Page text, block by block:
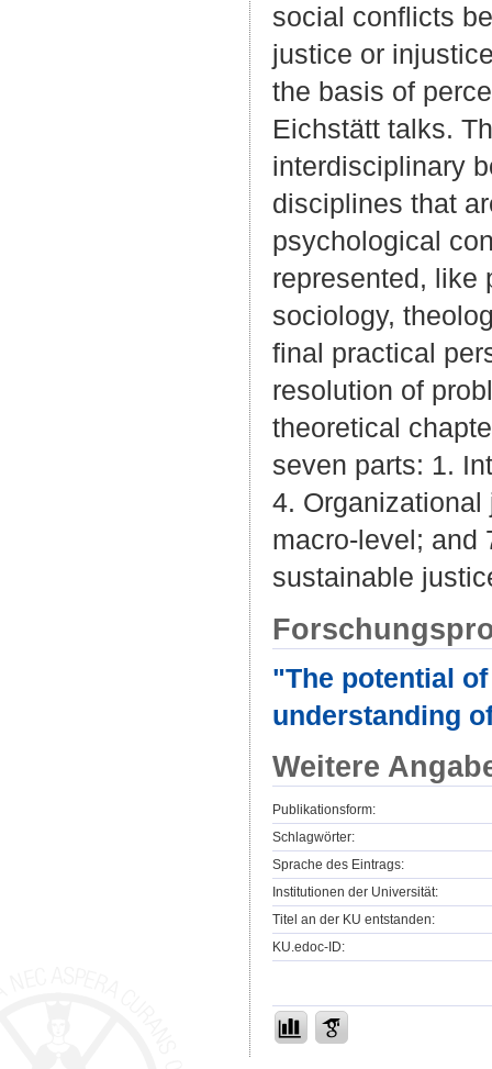
social conflicts
justice or
the basis of
Eichstätt talks.
interdisciplinary
disciplines that
psychological
represented, like
sociology,
final practical
resolution of
theoretical
seven parts: 1.
4.
macro-level; and
sustainable
"The potential
understanding
Weitere
Publikationsform:
Schlagwörter:
Sprache des Eintrags:
Institutionen der Universität:
Titel an der KU entstanden:
KU.edoc-ID: